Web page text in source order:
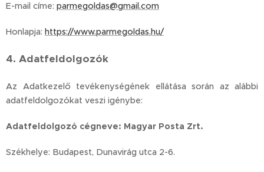
E-mail címe: parmegoldas@gmail.com
Honlapja: https://www.parmegoldas.hu/
4. Adatfeldolgozók
Az Adatkezelő tevékenységének ellátása során az alábbi
adatfeldolgozókat veszi igénybe:
Adatfeldolgozó cégneve: Magyar Posta Zrt.
Székhelye: Budapest, Dunavirág utca 2-6.